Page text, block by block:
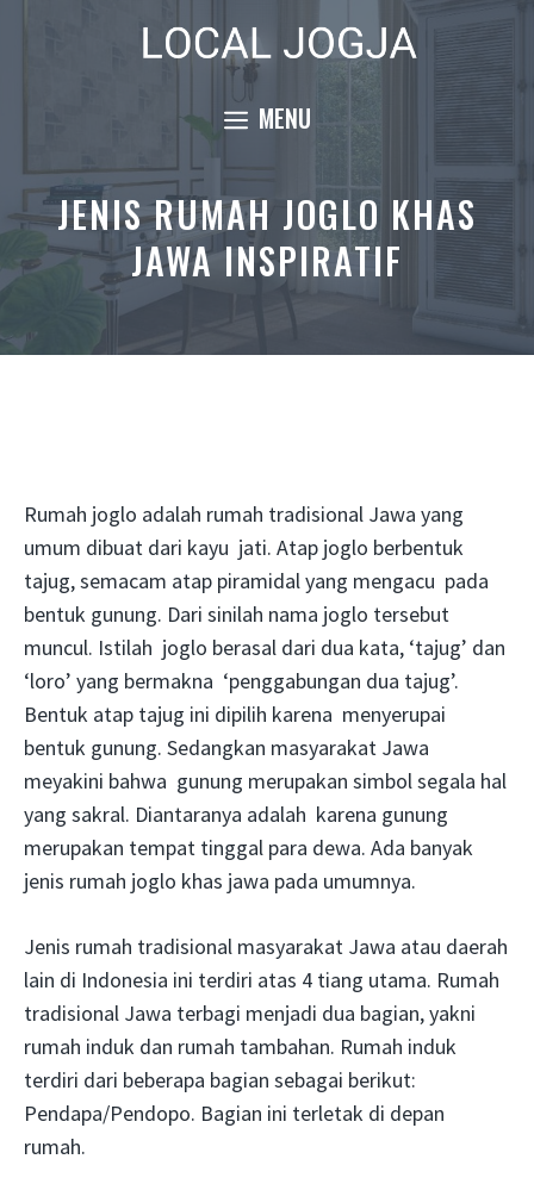
MENU
JENIS RUMAH JOGLO KHAS
JAWA INSPIRATIF
Rumah joglo adalah rumah tradisional Jawa yang
umum dibuat dari kayu jati. Atap joglo berbentuk
tajug, semacam atap piramidal yang mengacu pada
bentuk gunung. Dari sinilah nama joglo tersebut
muncul. Istilah joglo berasal dari dua kata, ‘tajug’ dan
‘loro’ yang bermakna ‘penggabungan dua tajug’.
Bentuk atap tajug ini dipilih karena menyerupai
bentuk gunung. Sedangkan masyarakat Jawa
meyakini bahwa gunung merupakan simbol segala hal
yang sakral. Diantaranya adalah karena gunung
merupakan tempat tinggal para dewa. Ada banyak
jenis rumah joglo khas jawa pada umumnya.
Jenis rumah tradisional masyarakat Jawa atau daerah
lain di Indonesia ini terdiri atas 4 tiang utama. Rumah
tradisional Jawa terbagi menjadi dua bagian, yakni
rumah induk dan rumah tambahan. Rumah induk
terdiri dari beberapa bagian sebagai berikut:
Pendapa/Pendopo. Bagian ini terletak di depan
rumah.